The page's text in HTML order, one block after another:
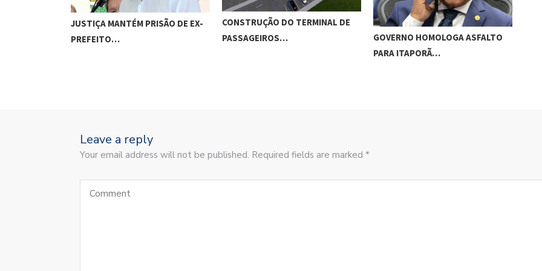
JUSTIÇA MANTÉM PRISÃO DE EX-
PREFEITO…
CONSTRUÇÃO DO TERMINAL DE
PASSAGEIROS…
GOVERNO HOMOLOGA ASFALTO
PARA ITAPORÃ…
Leave a reply
Your email address will not be published. Required fields are marked *